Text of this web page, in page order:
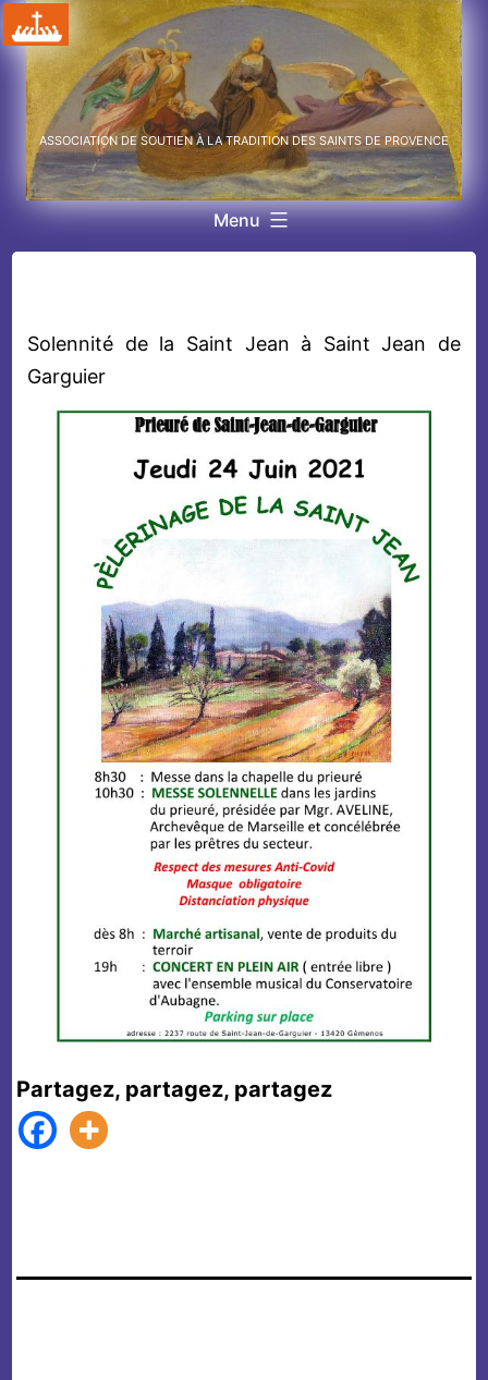
Aller
au
contenu
ASSOCIATION DE SOUTIEN À LA TRADITION DES SAINTS DE PROVENCE
Menu
Solennité de la Saint Jean à Saint Jean de
Garguier
Partagez, partagez, partagez